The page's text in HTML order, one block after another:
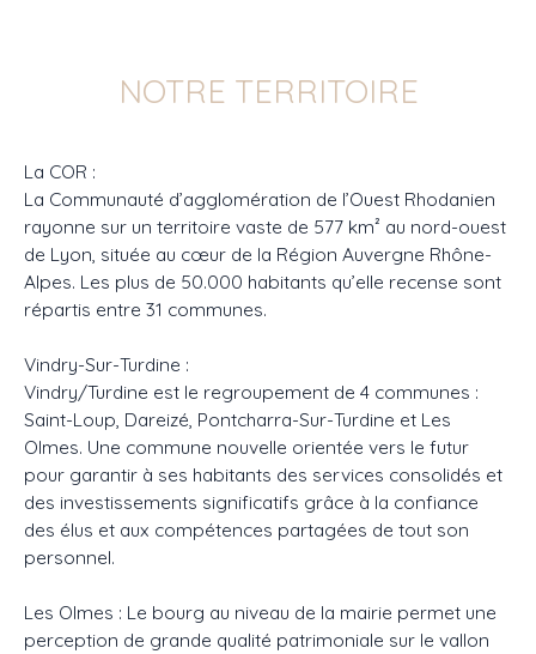
NOTRE TERRITOIRE
La COR :
La Communauté d’agglomération de l’Ouest Rhodanien
rayonne sur un territoire vaste de 577 km² au nord-ouest
de Lyon, située au cœur de la Région Auvergne Rhône-
Alpes. Les plus de 50.000 habitants qu’elle recense sont
répartis entre 31 communes.
Vindry-Sur-Turdine :
Vindry/Turdine est le regroupement de 4 communes :
Saint-Loup, Dareizé, Pontcharra-Sur-Turdine et Les
Olmes. Une commune nouvelle orientée vers le futur
pour garantir à ses habitants des services consolidés et
des investissements significatifs grâce à la confiance
des élus et aux compétences partagées de tout son
personnel.
Les Olmes : Le bourg au niveau de la mairie permet une
perception de grande qualité patrimoniale sur le vallon